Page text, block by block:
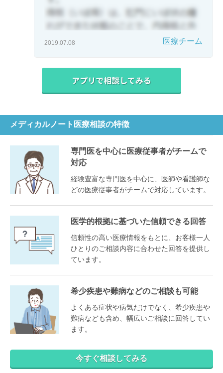
2019.07.08 医療チーム
メディカルノート医療相談の特徴
専門医を中心に医療従事者がチームで
対応
経験豊富な専門医を中心に、医師や看護師な
どの医療従事者がチームで対応しています。
医学的根拠に基づいた信頼できる回答
信頼性の高い医療情報をもとに、お客様一人
ひとりのご相談内容に合わせた回答を提供し
ています。
希少疾患や難病などのご相談も可能
よくある症状や病気だけでなく、希少疾患や
難病なども含め、幅広いご相談に回答してい
ます。
今すぐ相談してみる